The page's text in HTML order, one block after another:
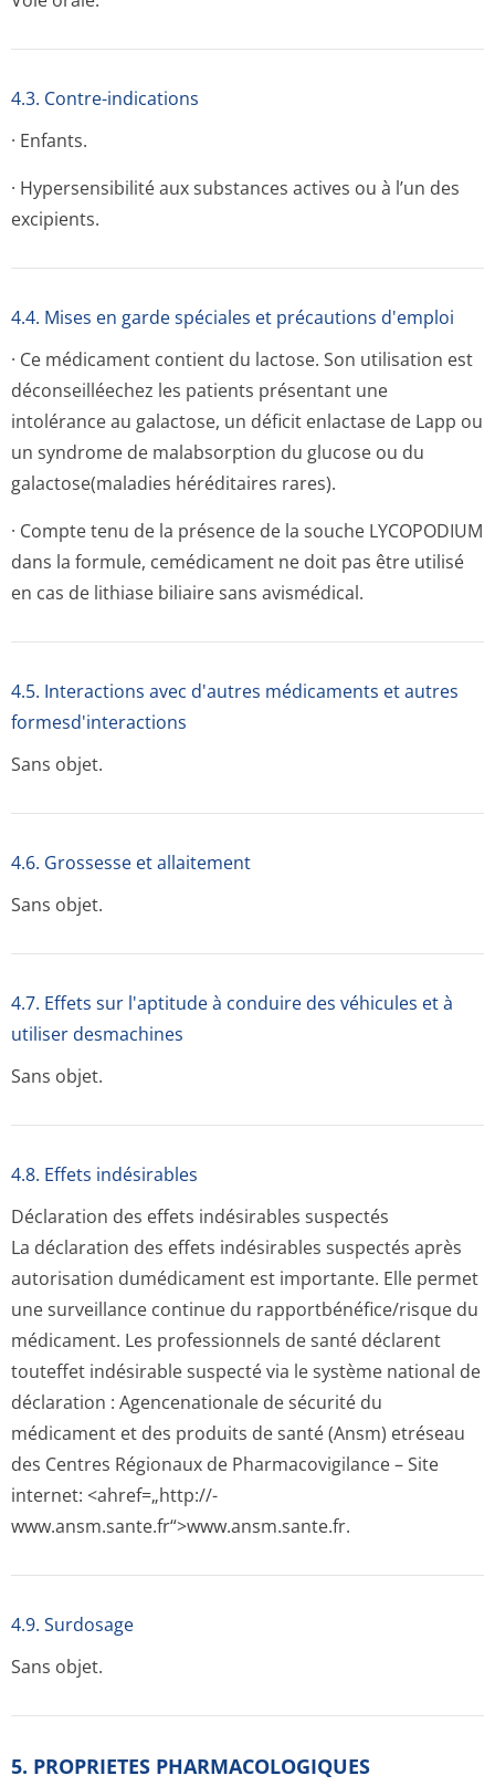
4.3. Contre-indications
· Enfants.
· Hypersensibilité aux substances actives ou à l’un des
excipients.
4.4. Mises en garde spéciales et précautions d'emploi
· Ce médicament contient du lactose. Son utilisation est
déconseilléechez les patients présentant une
intolérance au galactose, un déficit enlactase de Lapp ou
un syndrome de malabsorption du glucose ou du
galactose(maladies héréditaires rares).
· Compte tenu de la présence de la souche LYCOPODIUM
dans la formule, cemédicament ne doit pas être utilisé
en cas de lithiase biliaire sans avismédical.
4.5. Interactions avec d'autres médicaments et autres
formesd'interactions
Sans objet.
4.6. Grossesse et allaitement
Sans objet.
4.7. Effets sur l'aptitude à conduire des véhicules et à
utiliser desmachines
Sans objet.
4.8. Effets indésirables
Déclaration des effets indésirables suspectés
La déclaration des effets indésirables suspectés après
autorisation dumédicament est importante. Elle permet
une surveillance continue du rapportbénéfi­ce/risque du
médicament. Les professionnels de santé déclarent
touteffet indésirable suspecté via le système national de
déclaration : Agencenationale de sécurité du
médicament et des produits de santé (Ansm) etréseau
des Centres Régionaux de Pharmacovigilance – Site
internet: <ahref=„http://­
www.ansm.sante­.fr“>www.ansm­.sante.fr.
4.9. Surdosage
Sans objet.
5. PROPRIETES PHARMACOLOGIQUES